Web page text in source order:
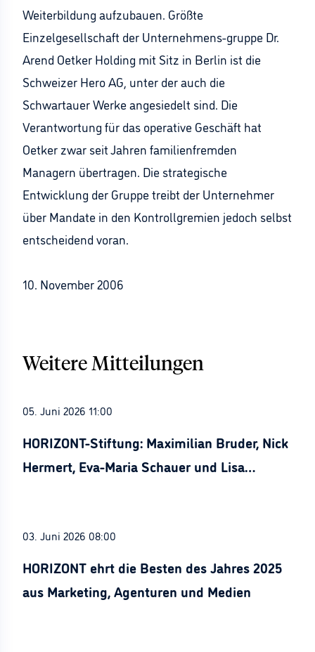
Weiterbildung aufzubauen. Größte
Einzelgesellschaft der Unternehmens-gruppe Dr.
Arend Oetker Holding mit Sitz in Berlin ist die
Schweizer Hero AG, unter der auch die
Schwartauer Werke angesiedelt sind. Die
Verantwortung für das operative Geschäft hat
Oetker zwar seit Jahren familienfremden
Managern übertragen. Die strategische
Entwicklung der Gruppe treibt der Unternehmer
über Mandate in den Kontrollgremien jedoch selbst
entscheidend voran.
10. November 2006
Weitere Mitteilungen
05. Juni 2026 11:00
HORIZONT-Stiftung: Maximilian Bruder, Nick
Hermert, Eva-Maria Schauer und Lisa
03. Juni 2026 08:00
HORIZONT ehrt die Besten des Jahres 2025
aus Marketing, Agenturen und Medien